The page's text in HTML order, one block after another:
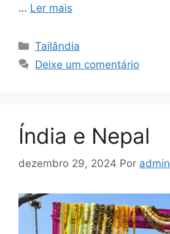
… Ler mais
Tailândia
Deixe um comentário
Índia e Nepal
dezembro 29, 2024 Por admin